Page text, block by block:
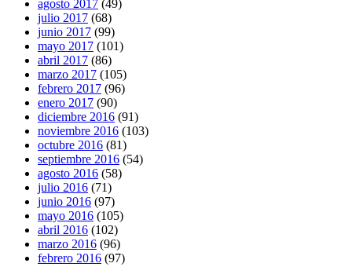
agosto 2017 (49)
julio 2017 (68)
junio 2017 (99)
mayo 2017 (101)
abril 2017 (86)
marzo 2017 (105)
febrero 2017 (96)
enero 2017 (90)
diciembre 2016 (91)
noviembre 2016 (103)
octubre 2016 (81)
septiembre 2016 (54)
agosto 2016 (58)
julio 2016 (71)
junio 2016 (97)
mayo 2016 (105)
abril 2016 (102)
marzo 2016 (96)
febrero 2016 (97)